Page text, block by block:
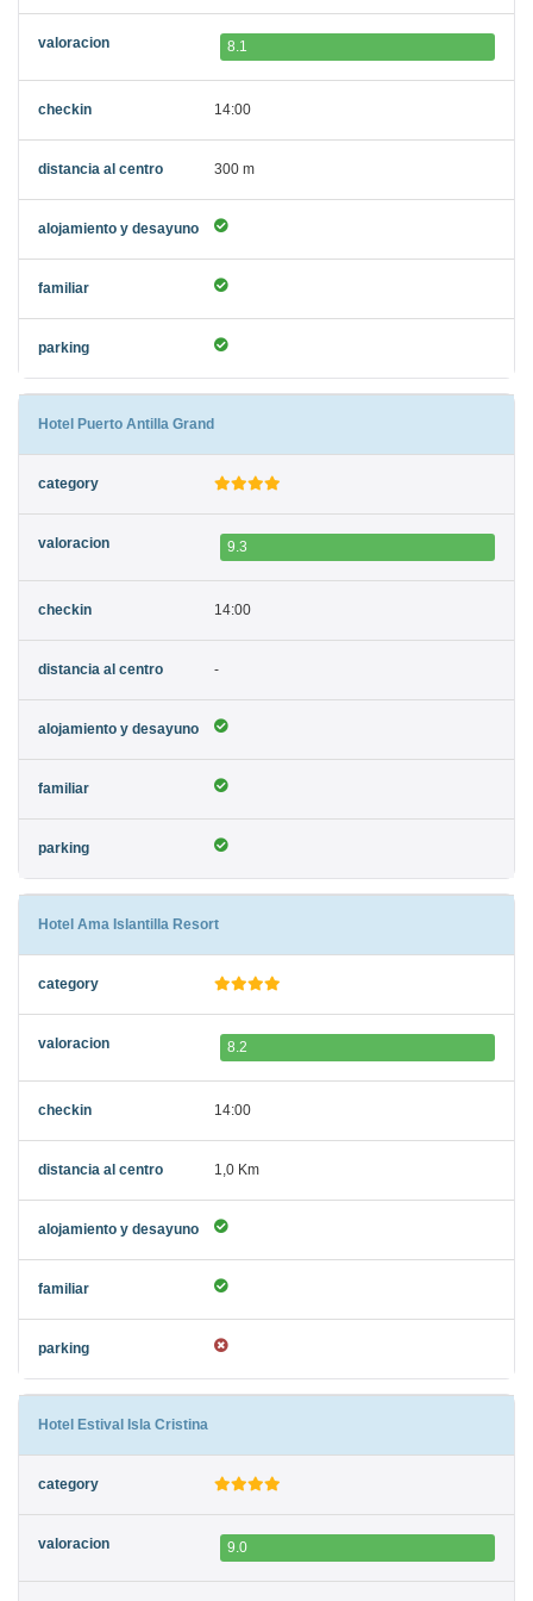
8.1
14:00
300 m
Hotel Puerto Antilla Grand
9.3
14:00
-
Hotel Ama Islantilla Resort
8.2
14:00
1,0 Km
Hotel Estival Isla Cristina
9.0